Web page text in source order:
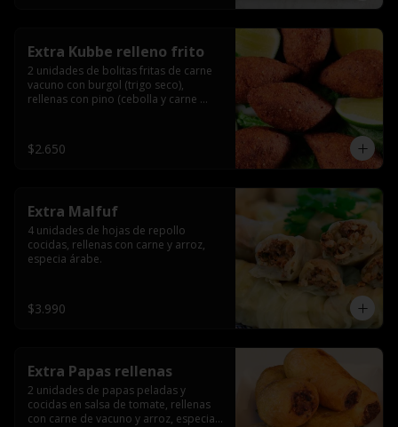
Extra Kubbe relleno frito
2 unidades de bolitas fritas de carne
vacuno con burgol (trigo seco),
rellenas con pino (cebolla y carne
$2.650
Extra Malfuf
4 unidades de hojas de repollo
cocidas, rellenas con carne y arroz,
especia árabe.
$3.990
Extra Papas rellenas
2 unidades de papas peladas y
cocidas en salsa de tomate, rellenas
con carne de vacuno y arroz, especia